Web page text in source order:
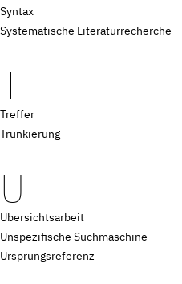
Syntax
Systematische Literaturrecherche
T
Treffer
Trunkierung
U
Übersichtsarbeit
Unspezifische Suchmaschine
Ursprungsreferenz